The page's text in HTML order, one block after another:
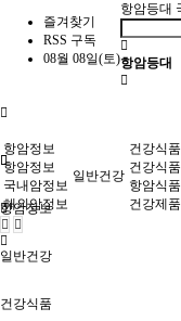
즐겨찾기
RSS 구독
08월 08일(토)
항암등대
항암등대
항암정보
일반건강
건강식품
항암정보
항암정보
국내암정보
해외암정보
일반건강
건강식품
건강식품
항암식품
건강제품